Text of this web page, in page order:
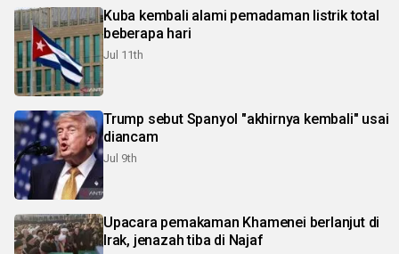
Kuba kembali alami pemadaman listrik total
beberapa hari
Jul 11th
Trump sebut Spanyol "akhirnya kembali" usai
diancam
Jul 9th
Upacara pemakaman Khamenei berlanjut di
Irak, jenazah tiba di Najaf